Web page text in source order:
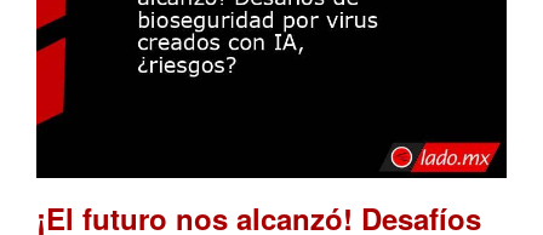
¡El futuro nos alcanzó! Desafíos